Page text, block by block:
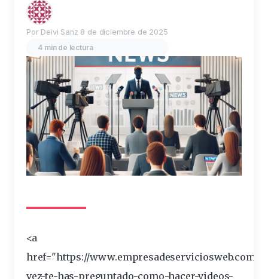
Por Deivi Sanz 8 de diciembre de 2025
4 min de lectura
<a
href="https://www.empresadeserviciosweb.com/
vez-te-has-preguntado-como-hacer-videos-